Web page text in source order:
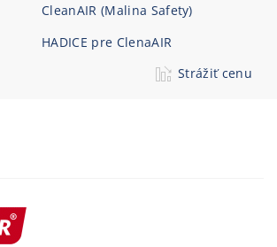
CleanAIR (Malina Safety)
HADICE pre ClenaAIR
Strážiť cenu